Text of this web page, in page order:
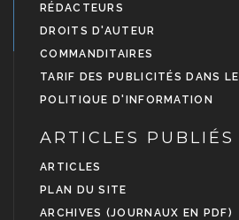
RÉDACTEURS
DROITS D'AUTEUR
COMMANDITAIRES
TARIF DES PUBLICITÉS DANS
POLITIQUE D'INFORMATION
ARTICLES PUBLIÉS
ARTICLES
PLAN DU SITE
ARCHIVES (JOURNAUX EN PDF)